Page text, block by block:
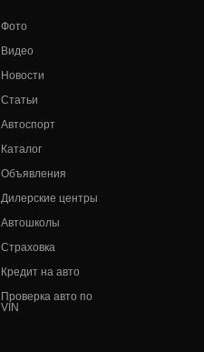
Фото
Видео
Новости
Статьи
Автоспорт
Каталог
Объявления
Дилерские центры
Автошколы
Страховка
Кредит на авто
Проверка авто по
VIN